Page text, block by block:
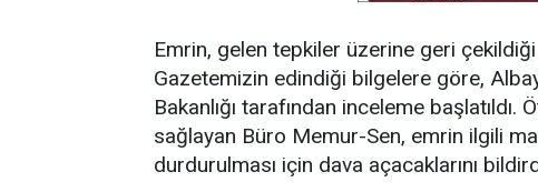
Emrin, gelen tepkiler üzerine geri
Gazetemizin edindiği bilgelere göre,
Bakanlığı tarafından inceleme başlatıldı.
sağlayan Büro Memur-Sen, emrin ilgili
durdurulması için dava açacaklarını